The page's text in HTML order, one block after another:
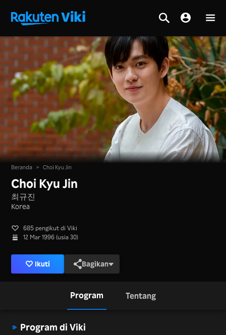
Beranda > Choi Kyu Jin
Choi Kyu Jin
최규진
Korea
685 pengikut di Viki
12 Mar 1996 (usia 30)
Ikuti Bagikan
Program Tentang
Program di Viki